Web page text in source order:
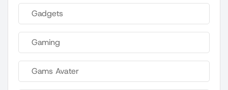
Gadgets
Gaming
Gams Avater